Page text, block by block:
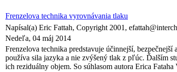
Frenzelova technika vyrovnávania tlaku
Napísal(a) Eric Fattah, Copyright 2001,
Nedeľa, 04 máj 2014
Frenzelova technika predstavuje účinnejší,
používa sila jazyka a nie zvýšený tlak z pľúc. Ďalším
ich reziduálny objem. So súhlasom autora Erica